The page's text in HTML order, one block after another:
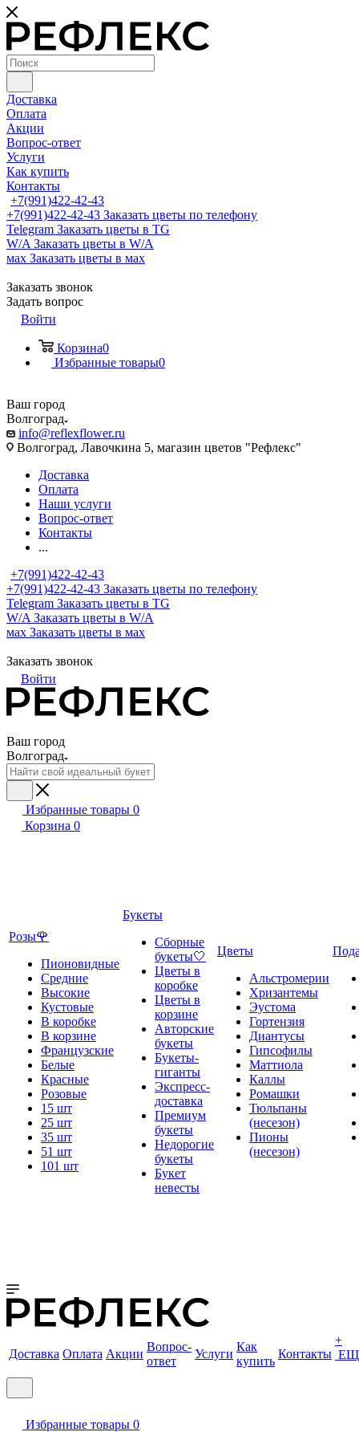
Доставка
Оплата
Акции
Вопрос-ответ
Услуги
Как купить
Контакты
+7(991)422-42-43
+7(991)422-42-43 Заказать цветы по телефону
Telegram Заказать цветы в TG
W/A Заказать цветы в W/A
мах Заказать цветы в мах
Заказать звонок
Задать вопрос
Войти
Корзина0
Избранные товары0
Ваш город
Волгоград
info@reflexflower.ru
Волгоград, Лавочкина 5, магазин цветов "Рефлекс"
Доставка
Оплата
Наши услуги
Вопрос-ответ
Контакты
...
+7(991)422-42-43
+7(991)422-42-43 Заказать цветы по телефону
Telegram Заказать цветы в TG
W/A Заказать цветы в W/A
мах Заказать цветы в мах
Заказать звонок
Войти
Ваш город
Волгоград
Избранные товары 0
Корзина 0
Розы🌹
Пионовидные
Средние
Высокие
Кустовые
В коробке
В корзине
Французские
Белые
Красные
Розовые
15 шт
25 шт
35 шт
51 шт
101 шт
Букеты
Сборные
букеты🤍
Цветы в
коробке
Цветы в
корзине
Авторские
букеты
Букеты-
гиганты
Экспресс-
доставка
Премиум
букеты
Недорогие
букеты
Букет
невесты
Цветы
Альстромерии
Хризантемы
Эустома
Гортензия
Диантусы
Гипсофилы
Маттиола
Каллы
Ромашки
Тюльпаны
(несезон)
Пионы
(несезон)
Доставка Оплата Акции
Вопрос-
ответ
Услуги
Как
купить
Контакты
+
Избранные товары 0